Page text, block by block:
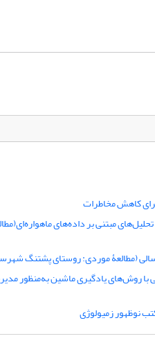
کاهش مخاطرات
مبتنی بر داده‌های
(مطالعۀ موردی: روستای پشتنگ
روش‌های یادگیری ماشین به‌منظور
نوظهور زمیولوژی